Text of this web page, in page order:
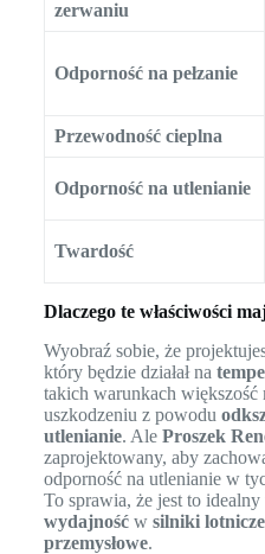
zerwaniu
Odporność na pełzanie
Przewodność cieplna
Odporność na utlenianie
Twardość
Dlaczego te właściwości
Wyobraź sobie, że
który będzie działał na
takich warunkach większość
uszkodzeniu z powodu
utlenianie. Ale Proszek
zaprojektowany, aby
odporność na utlenianie w
To sprawia, że jest to
wydajnośćw silniki lotnicze
przemysłowe.